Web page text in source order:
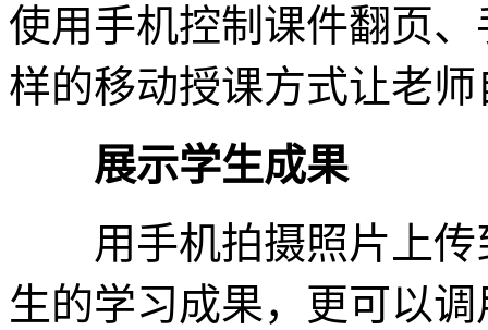
使用手机控制课件翻页
样的移动授课方式让老
展示学生成果
用手机拍摄照片上传
生的学习成果，更可以